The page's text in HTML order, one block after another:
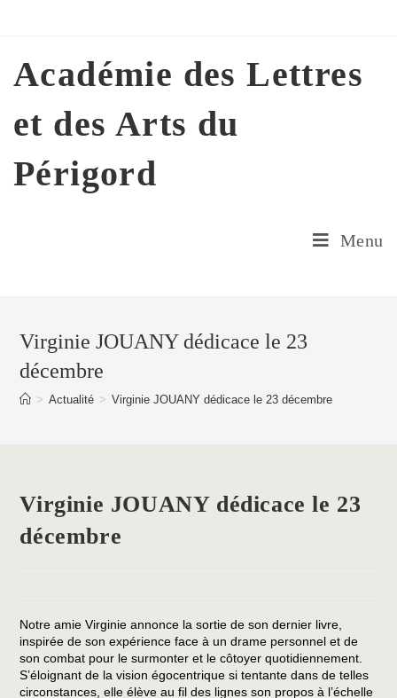
Académie des Lettres
et des Arts du
Périgord
Menu
Virginie JOUANY dédicace le 23
décembre
> Actualité > Virginie JOUANY dédicace le 23 décembre
Virginie JOUANY dédicace le 23
décembre
Notre amie Virginie annonce la sortie de son dernier livre,
inspirée de son expérience face à un drame personnel et de
son combat pour le surmonter et le côtoyer quotidiennement.
S’éloignant de la vision égocentrique si tentante dans de telles
circonstances, elle élève au fil des lignes son propos à l’échelle